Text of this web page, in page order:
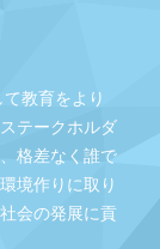
教育をより
テークホルダ
格差なく誰で
境作りに取り
会の発展に貢